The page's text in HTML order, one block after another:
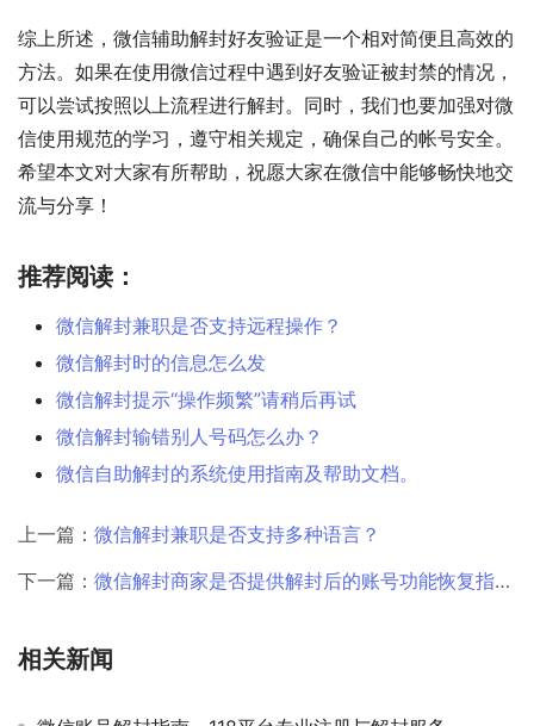
综上所述，微信辅助解封好友验证是一个相对简便且高效的
方法。如果在使用微信过程中遇到好友验证被封禁的情况，
可以尝试按照以上流程进行解封。同时，我们也要加强对微
信使用规范的学习，遵守相关规定，确保自己的帐号安全。
希望本文对大家有所帮助，祝愿大家在微信中能够畅快地交
流与分享！
推荐阅读：
微信解封兼职是否支持远程操作？
微信解封时的信息怎么发
微信解封提示“操作频繁”请稍后再试
微信解封输错别人号码怎么办？
微信自助解封的系统使用指南及帮助文档。
上一篇： 微信解封兼职是否支持多种语言？
下一篇： 微信解封商家是否提供解封后的账号功能恢复指导？
相关新闻